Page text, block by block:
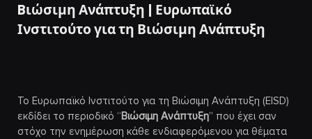
Bιώσιμη Ανάπτυξη | Ευρωπαϊκό
Ινστιτούτο για τη Βιώσιμη Ανάπτυξη
Το Ευρωπαϊκό Ινστιτούτο για τη Βιώσιμη Ανάπτυξη (EISD)
εκδίδει το περιοδικό “Βιώσιμη Ανάπτυξη” που έχει σαν
στόχο την ενημέρωση κάθε ενδιαφερόμενου για θέματα